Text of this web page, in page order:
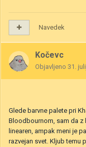
Navedek
Kočevc
Objavljeno 31.
Glede barvne palete pri
Bloodbournom, sam da
linearen, ampak meni je
razvejan svet. Kljub temu